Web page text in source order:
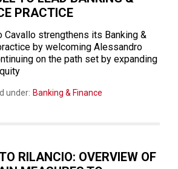
PRACTICE
Cavallo strengthens its Banking &
by welcoming Alessandro
on the path set by expanding
under: Banking & Finance
RILANCIO: OVERVIEW OF